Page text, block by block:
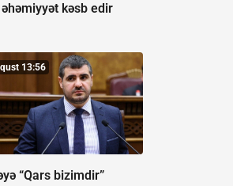
kəsb edir
13:56
“Qars bizimdir”